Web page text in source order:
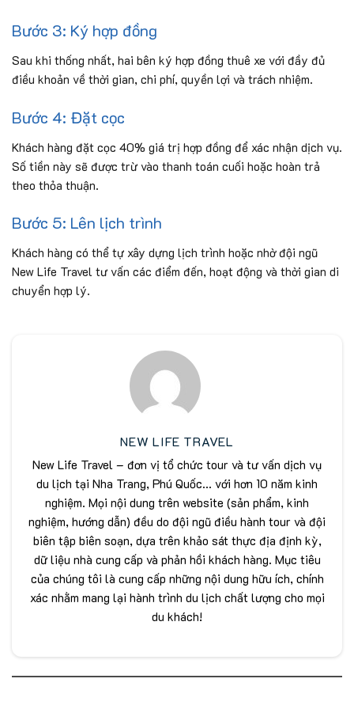
Bước 3: Ký hợp đồng
Sau khi thống nhất, hai bên ký hợp đồng thuê xe với đầy đủ
điều khoản về thời gian, chi phí, quyền lợi và trách nhiệm.
Bước 4: Đặt cọc
Khách hàng đặt cọc 40% giá trị hợp đồng để xác nhận dịch vụ.
Số tiền này sẽ được trừ vào thanh toán cuối hoặc hoàn trả
theo thỏa thuận.
Bước 5: Lên lịch trình
Khách hàng có thể tự xây dựng lịch trình hoặc nhờ đội ngũ
New Life Travel tư vấn các điểm đến, hoạt động và thời gian di
chuyển hợp lý.
NEW LIFE TRAVEL
New Life Travel – đơn vị tổ chức tour và tư vấn dịch vụ
du lịch tại Nha Trang, Phú Quốc... với hơn 10 năm kinh
nghiệm. Mọi nội dung trên website (sản phẩm, kinh
nghiệm, hướng dẫn) đều do đội ngũ điều hành tour và đội
biên tập biên soạn, dựa trên khảo sát thực địa định kỳ,
dữ liệu nhà cung cấp và phản hồi khách hàng. Mục tiêu
của chúng tôi là cung cấp những nội dung hữu ích, chính
xác nhằm mang lại hành trình du lịch chất lượng cho mọi
du khách!